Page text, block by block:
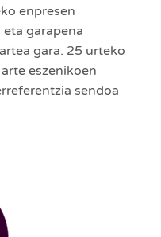
enpresen
garapena
gara. 25 urteko
eszenikoen
sendoa